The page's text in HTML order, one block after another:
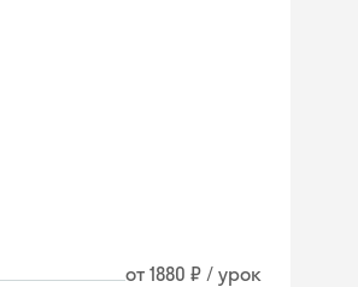
от 1880 ₽ / урок